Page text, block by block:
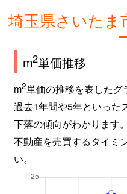
埼玉県さいたま
m2単価推移
m2単価の推移を表したグ
過去1年間や5年といった
下落の傾向がわかります。
不動産を売買するタイミ
い。